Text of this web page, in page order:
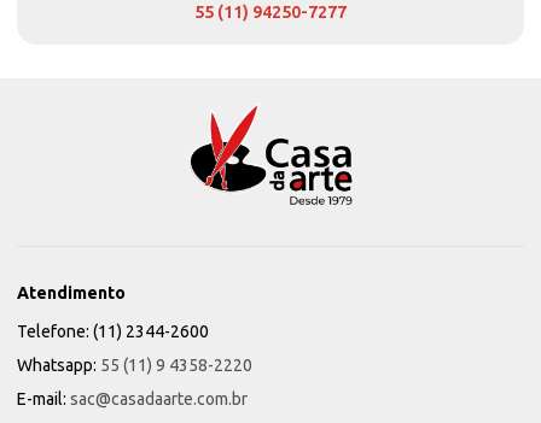
55 (11) 94250-7277
Atendimento
Telefone: (11) 2344-2600
Whatsapp: 55 (11) 9 4358-2220
E-mail: sac@casadaarte.com.br